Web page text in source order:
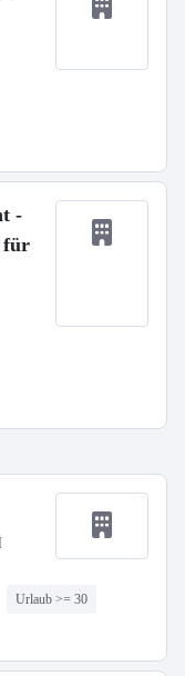
-
für
Urlaub >= 30